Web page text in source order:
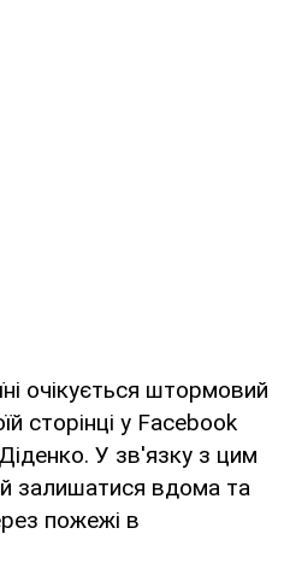
очікується штормовий
сторінці у Facebook
У зв'язку з цим
залишатися вдома та
пожежі в